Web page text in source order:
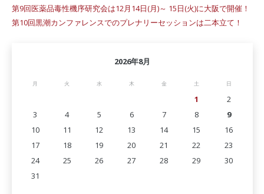
第9回医薬品毒性機序研究会は12月14日(月)～ 15日(火)に大阪で開催！
第10回黒潮カンファレンスでのプレナリーセッションは二本立て！
2026年8月
月 火 水 木 金 土 日
1
2
3
4 5 6 7 8
9
10
11 12 13 14 15
16
17
18 19 20 21 22
23
24
25 26 27 28 29
30
31